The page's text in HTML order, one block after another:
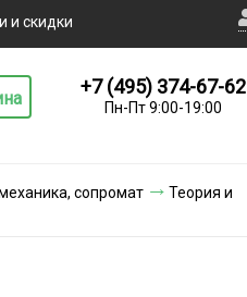
и скидки
+7 (495) 374-67-62
Пн-Пт 9:00-19:00
сопромат
Теория и